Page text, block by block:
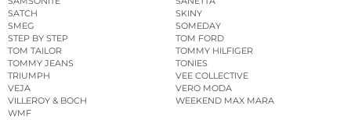
SATCH
SKINY
SMEG
SOMEDAY
STEP BY STEP
TOM FORD
TOM TAILOR
TOMMY HILFIGER
TOMMY JEANS
TONIES
TRIUMPH
VEE COLLECTIVE
VEJA
VERO MODA
VILLEROY & BOCH
WEEKEND MAX MARA
WMF